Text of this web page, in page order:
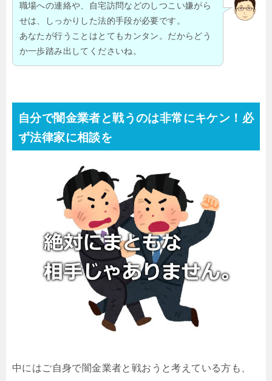
職場への連絡や、自宅訪問などのしつこい嫌がら
せは、しっかりした法的手段が必要です。
あなたが行うことはとてもカンタン。だからどう
か一歩踏み出してくださいね。
自分で闇金業者と戦うのは非常にキケン！必
ず法律家に相談を
中にはご自身で闇金業者と戦おうと考えている方も、